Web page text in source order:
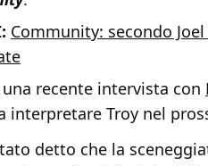
Community: secondo
recente intervista con
interpretare Troy nel
detto che la